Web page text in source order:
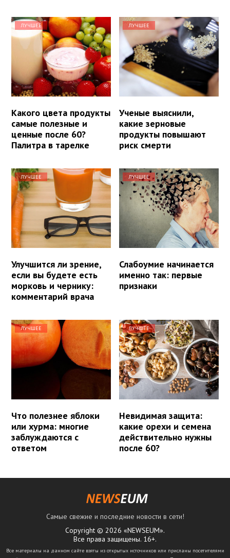
ЛУЧШЕЕ
Какого цвета продукты
самые полезные и
ценные после 60?
Палитра в тарелке
ЛУЧШЕЕ
Ученые выяснили,
какие зерновые
продукты повышают
риск смерти
ЛУЧШЕЕ
Улучшится ли зрение,
если вы будете есть
морковь и чернику:
комментарий врача
ЛУЧШЕЕ
Слабоумие начинается
именно так: первые
признаки
ЛУЧШЕЕ
Что полезнее яблоки
или хурма: многие
заблуждаются с
ответом
ЛУЧШЕЕ
Невидимая защита:
какие орехи и семена
действительно нужны
после 60?
Самые свежие и последние новости в сети!
Copyright © 2026 «NEWSEUM».
Все права защищены. 16+.
Все материалы на данном сайте взяты из открытых источников или присланы посетителями